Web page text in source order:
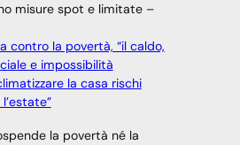
misure spot e limitate –
contro la povertà, “il caldo,
e impossibilità
la casa rischi
la povertà né la